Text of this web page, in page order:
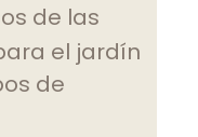
de las
el jardín
de